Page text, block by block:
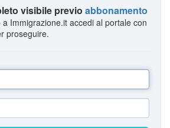
visibile previo abbonamento
Immigrazione.it accedi al portale con
proseguire.